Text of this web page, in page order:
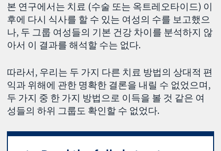
본 연구에서는 치료 (수술 또는 옥트레오타이드) 이
후에 다시 식사를 할 수 있는 여성의 수를 보고했으
나, 두 그룹 여성들의 기본 건강 차이를 분석하지 않
아서 이 결과를 해석할 수는 없다.
따라서, 우리는 두 가지 다른 치료 방법의 상대적 편
익과 위해에 관한 명확한 결론을 내릴 수 없었으며,
두 가지 중 한 가지 방법으로 이득을 볼 것 같은 여
성들의 하위 그룹도 확인할 수 없었다.